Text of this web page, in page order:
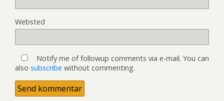
Websted
Notify me of followup comments via e-mail. You can
also subscribe without commenting.